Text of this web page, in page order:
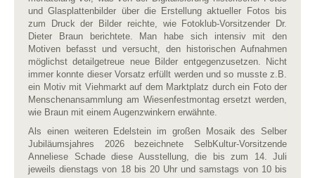
und Glasplattenbilder über die Erstellung aktueller Fotos bis
zum Druck der Bilder reichte, wie Fotoklub-Vorsitzender Dr.
Dieter Braun berichtete. Man habe sich intensiv mit den
Motiven befasst und versucht, den historischen Aufnahmen
möglichst detailgetreue neue Bilder entgegenzusetzen. Nicht
immer konnte dieser Vorsatz erfüllt werden und so musste z.B.
ein Motiv mit Viehmarkt auf dem Marktplatz durch ein Foto der
Menschenansammlung am Wiesenfestmontag ersetzt werden,
wie Braun mit einem Augenzwinkern erwähnte.
Als einen weiteren Edelstein im großen Mosaik des Selber
Jubiläumsjahres 2026 bezeichnete SelbKultur-Vorsitzende
Anneliese Schade diese Ausstellung, die bis zum 14. Juli
jeweils dienstags von 18 bis 20 Uhr und samstags von 10 bis